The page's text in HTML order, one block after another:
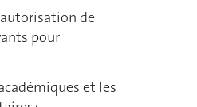
de
pour
et les